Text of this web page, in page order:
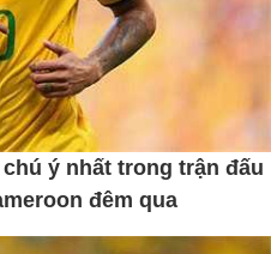
ý nhất trong trận đấu
đêm qua